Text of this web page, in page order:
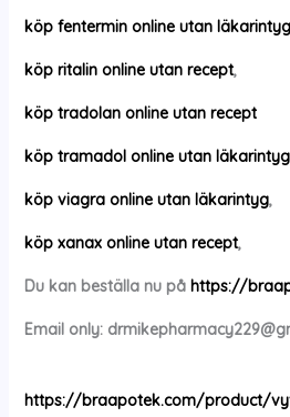
köp fentermin online utan läkarintyg
köp ritalin online utan recept,
köp tradolan online utan recept
köp tramadol online utan läkarintyg
köp viagra online utan läkarintyg,
köp xanax online utan recept,
Du kan beställa nu på https://
Email only:
https://braapotek.com/product/